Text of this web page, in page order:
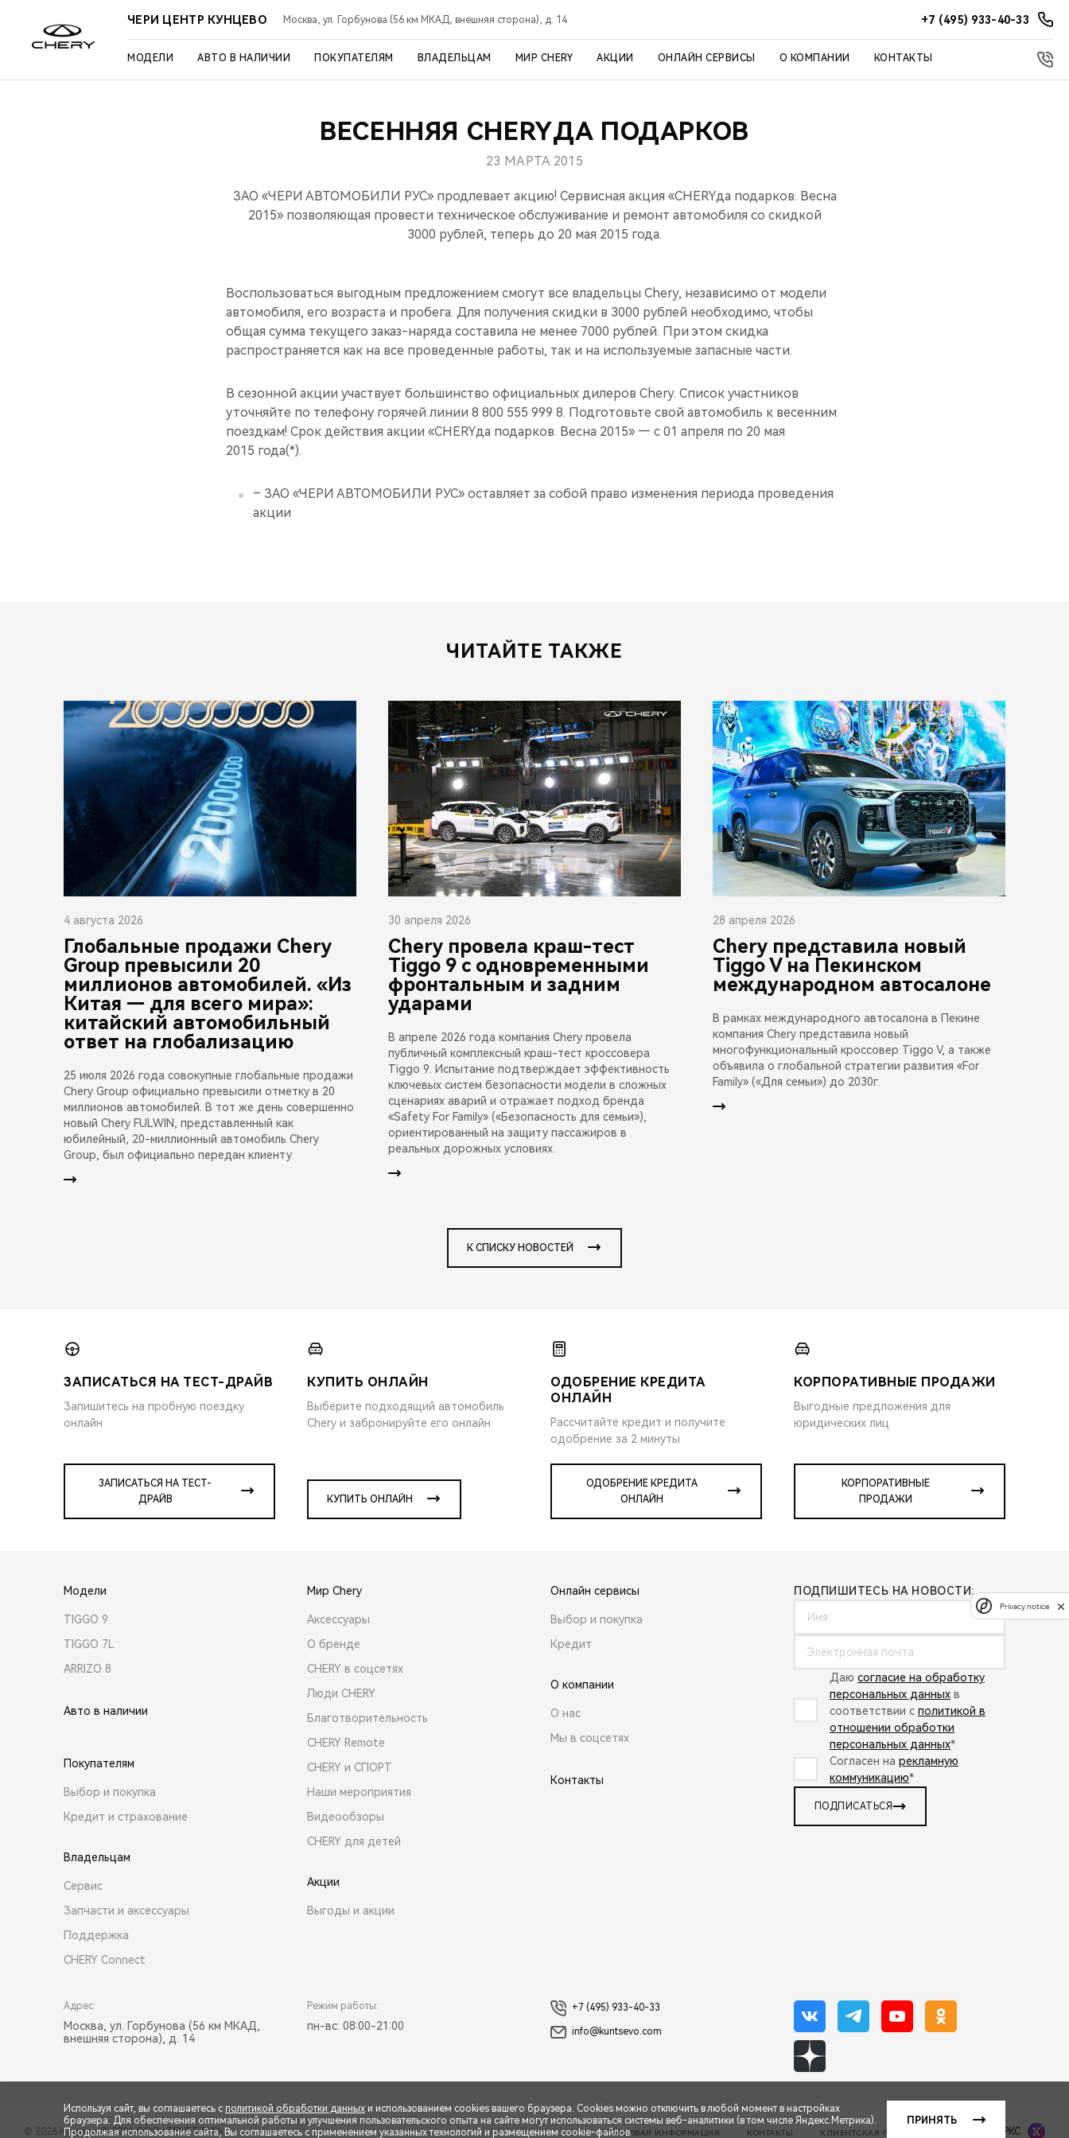
ЧЕРИ ЦЕНТР КУНЦЕВО Москва, ул. Горбунова (56 км МКАД, внешняя сторона), д. 14 +7 (495) 933-40-33
МОДЕЛИ АВТО В НАЛИЧИИ ПОКУПАТЕЛЯМ ВЛАДЕЛЬЦАМ МИР CHERY АКЦИИ ОНЛАЙН СЕРВИСЫ О КОМПАНИИ КОНТАКТЫ
ВЕСЕННЯЯ CHERYДА ПОДАРКОВ
23 МАРТА 2015
ЗАО «ЧЕРИ АВТОМОБИЛИ РУС» продлевает акцию! Сервисная акция «CHERYда подарков. Весна
2015» позволяющая провести техническое обслуживание и ремонт автомобиля со скидкой
3000 рублей, теперь до 20 мая 2015 года.
Воспользоваться выгодным предложением смогут все владельцы Chery, независимо от модели
автомобиля, его возраста и пробега. Для получения скидки в 3000 рублей необходимо, чтобы
общая сумма текущего заказ-наряда составила не менее 7000 рублей. При этом скидка
распространяется как на все проведенные работы, так и на используемые запасные части.
В сезонной акции участвует большинство официальных дилеров Chery. Список участников
уточняйте по телефону горячей линии 8 800 555 999 8. Подготовьте свой автомобиль к весенним
поездкам! Срок действия акции «CHERYда подарков. Весна 2015» — с 01 апреля по 20 мая
2015 года(*).
– ЗАО «ЧЕРИ АВТОМОБИЛИ РУС» оставляет за собой право изменения периода проведения
акции
ЧИТАЙТЕ ТАКЖЕ
4 августа 2026
Глобальные продажи Chery
Group превысили 20
миллионов автомобилей. «Из
Китая — для всего мира»:
китайский автомобильный
ответ на глобализацию
25 июля 2026 года совокупные глобальные продажи
Chery Group официально превысили отметку в 20
миллионов автомобилей. В тот же день совершенно
новый Chery FULWIN, представленный как
юбилейный, 20-миллионный автомобиль Chery
Group, был официально передан клиенту.
30 апреля 2026
Chery провела краш-тест
Tiggo 9 с одновременными
фронтальным и задним
ударами
В апреле 2026 года компания Chery провела
публичный комплексный краш-тест кроссовера
Tiggo 9. Испытание подтверждает эффективность
ключевых систем безопасности модели в сложных
сценариях аварий и отражает подход бренда
«Safety For Family» («Безопасность для семьи»),
ориентированный на защиту пассажиров в
реальных дорожных условиях.
28 апреля 2026
Chery представила новый
Tiggo V на Пекинском
международном автосалоне
В рамках международного автосалона в Пекине
компания Chery представила новый
многофункциональный кроссовер Tiggo V, а также
объявила о глобальной стратегии развития «For
Family» («Для семьи») до 2030г.
К СПИСКУ НОВОСТЕЙ
ЗАПИСАТЬСЯ НА ТЕСТ-ДРАЙВ
Запишитесь на пробную поездку
онлайн
ЗАПИСАТЬСЯ НА ТЕСТ-
ДРАЙВ
КУПИТЬ ОНЛАЙН
Выберите подходящий автомобиль
Chery и забронируйте его онлайн
КУПИТЬ ОНЛАЙН
ОДОБРЕНИЕ КРЕДИТА
ОНЛАЙН
Рассчитайте кредит и получите
одобрение за 2 минуты
ОДОБРЕНИЕ КРЕДИТА
ОНЛАЙН
КОРПОРАТИВНЫЕ ПРОДАЖИ
Выгодные предложения для
юридических лиц
КОРПОРАТИВНЫЕ
ПРОДАЖИ
Модели
TIGGO 9
TIGGO 7L
ARRIZO 8
Авто в наличии
Покупателям
Выбор и покупка
Кредит и страхование
Владельцам
Сервис
Запчасти и аксессуары
Поддержка
CHERY Connect
Мир Chery
Аксессуары
О бренде
CHERY в соцсетях
Люди CHERY
Благотворительность
CHERY Remote
CHERY и СПОРТ
Наши мероприятия
Видеообзоры
CHERY для детей
Акции
Выгоды и акции
Онлайн сервисы
Выбор и покупка
Кредит
О компании
О нас
Мы в соцсетях
Контакты
ПОДПИШИТЕСЬ НА НОВОСТИ:
Даю согласие на обработку
персональных данных в
соответствии с политикой в
отношении обработки
персональных данных*
Согласен на рекламную
коммуникацию*
ПОДПИСАТЬСЯ
Адрес:
Москва, ул. Горбунова (56 км МКАД,
внешняя сторона), д. 14
Режим работы:
пн-вс: 08:00-21:00
+7 (495) 933-40-33
info@kuntsevo.com
© 2026 Кунцево © 2026 ООО «ТЕНЕТ РУС» ПРАВОВАЯ ИНФОРМАЦИЯ КОНТАКТЫ КЛИЕНТСКАЯ ПОДДЕРЖКА Сделано в ПЕРКС
Используя сайт, вы соглашаетесь с политикой обработки данных и использованием cookies вашего браузера. Cookies можно отключить в любой момент в настройках
браузера. Для обеспечения оптимальной работы и улучшения пользовательского опыта на сайте могут использоваться системы веб-аналитики (в том числе Яндекс.Метрика).
Продолжая использование сайта, Вы соглашаетесь с применением указанных технологий и размещением cookie-файлов.
ПРИНЯТЬ
Privacy notice